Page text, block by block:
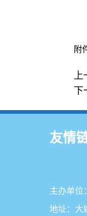
附
下
友情
主办单
地址：大